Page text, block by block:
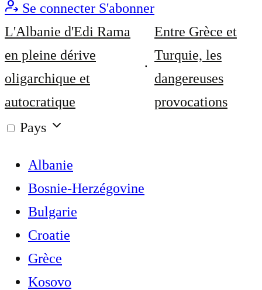
Se connecter S'abonner
L'Albanie d'Edi Rama
en pleine dérive
oligarchique et
autocratique
Entre Grèce et
Turquie, les
dangereuses
provocations
Pays
Albanie
Bosnie-Herzégovine
Bulgarie
Croatie
Grèce
Kosovo